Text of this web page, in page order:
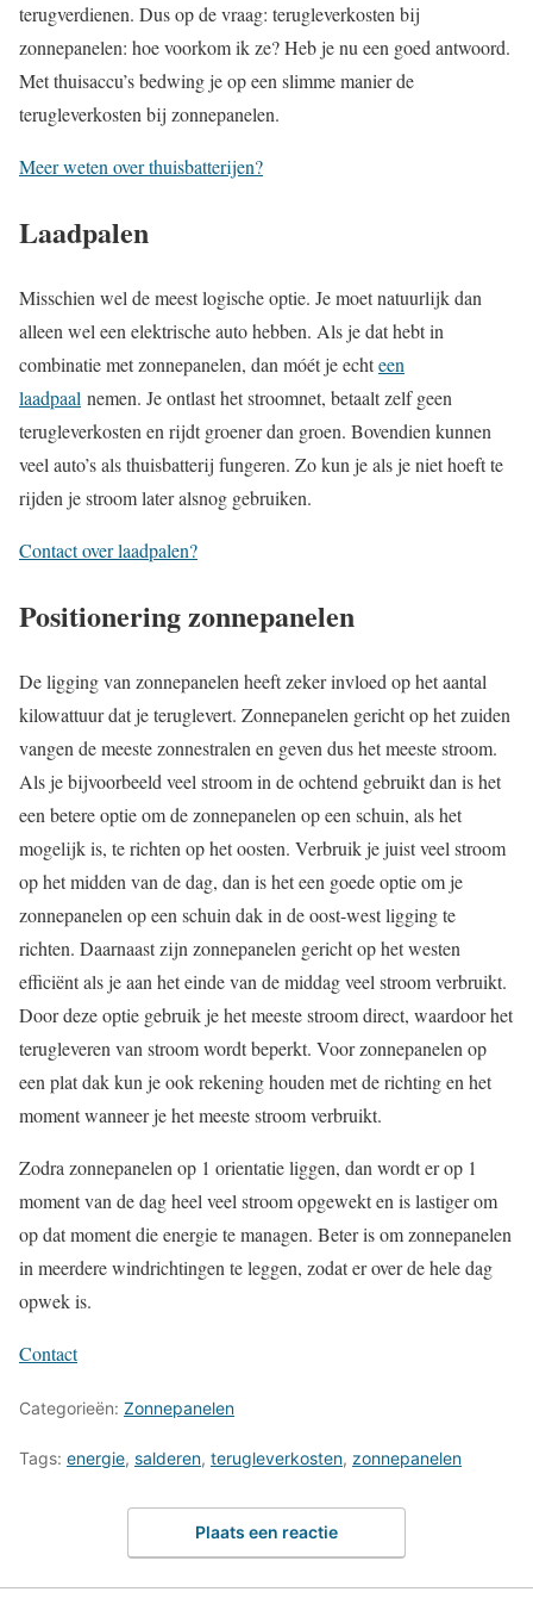
terugverdienen. Dus op de vraag: terugleverkosten bij
zonnepanelen: hoe voorkom ik ze? Heb je nu een goed antwoord.
Met thuisaccu’s bedwing je op een slimme manier de
terugleverkosten bij zonnepanelen.
Meer weten over thuisbatterijen?
Laadpalen
Misschien wel de meest logische optie. Je moet natuurlijk dan
alleen wel een elektrische auto hebben. Als je dat hebt in
combinatie met zonnepanelen, dan móét je echteen
laadpaal nemen. Je ontlast het stroomnet, betaalt zelf geen
terugleverkosten en rijdt groener dan groen. Bovendien kunnen
veel auto’s als thuisbatterij fungeren. Zo kun je als je niet hoeft te
rijden je stroom later alsnog gebruiken.
Contact over laadpalen?
Positionering zonnepanelen
De ligging van zonnepanelen heeft zeker invloed op het aantal
kilowattuur dat je teruglevert. Zonnepanelen gericht op het zuiden
vangen de meeste zonnestralen en geven dus het meeste stroom.
Als je bijvoorbeeld veel stroom in de ochtend gebruikt dan is het
een betere optie om de zonnepanelen op een schuin, als het
mogelijk is, te richten op het oosten. Verbruik je juist veel stroom
op het midden van de dag, dan is het een goede optie om je
zonnepanelen op een schuin dak in de oost-west ligging te
richten. Daarnaast zijn zonnepanelen gericht op het westen
efficiënt als je aan het einde van de middag veel stroom verbruikt.
Door deze optie gebruik je het meeste stroom direct, waardoor het
terugleveren van stroom wordt beperkt. Voor zonnepanelen op
een plat dak kun je ook rekening houden met de richting en het
moment wanneer je het meeste stroom verbruikt.
Zodra zonnepanelen op 1 orientatie liggen, dan wordt er op 1
moment van de dag heel veel stroom opgewekt en is lastiger om
op dat moment die energie te managen. Beter is om zonnepanelen
in meerdere windrichtingen te leggen, zodat er over de hele dag
opwek is.
Contact
Categorieën: Zonnepanelen
Tags: energie, salderen, terugleverkosten, zonnepanelen
Plaats een reactie